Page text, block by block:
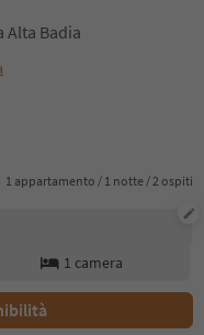
Alta Badia
1 appartamento / 1 notte / 2 ospiti
1 camera